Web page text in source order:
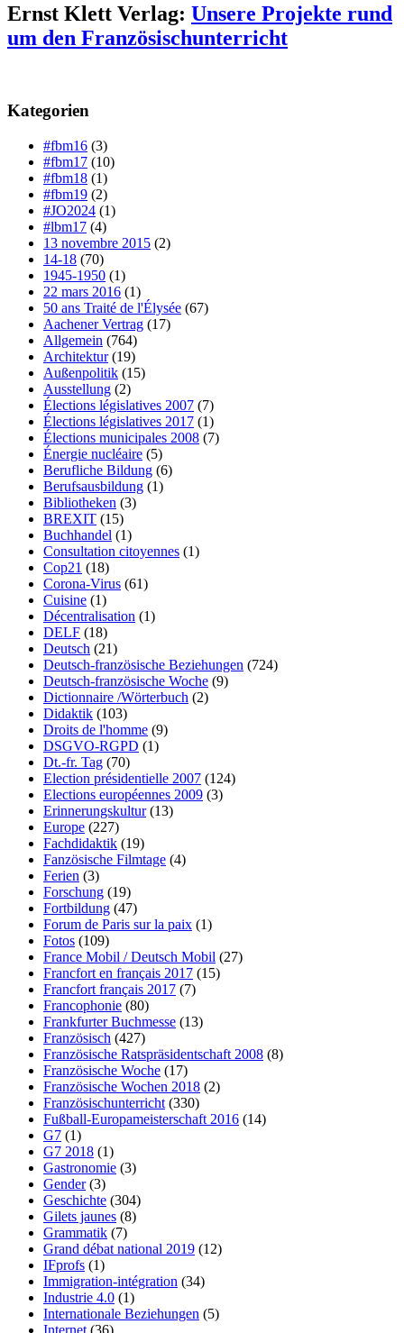
Ernst Klett Verlag: Unsere Projekte rund
um den Französischunterricht
Kategorien
#fbm16 (3)
#fbm17 (10)
#fbm18 (1)
#fbm19 (2)
#JO2024 (1)
#lbm17 (4)
13 novembre 2015 (2)
14-18 (70)
1945-1950 (1)
22 mars 2016 (1)
50 ans Traité de l'Élysée (67)
Aachener Vertrag (17)
Allgemein (764)
Architektur(19)
Außenpolitik (15)
Ausstellung (2)
Élections législatives 2007 (7)
Élections législatives 2017 (1)
Élections municipales 2008 (7)
Énergie nucléaire (5)
Berufliche Bildung (6)
Berufsausbildung (1)
Bibliotheken (3)
BREXIT (15)
Buchhandel (1)
Consultation citoyennes (1)
Cop21 (18)
Corona-Virus (61)
Cuisine (1)
Décentralisation (1)
DELF (18)
Deutsch (21)
Deutsch-französische Beziehungen (724)
Deutsch-französische Woche (9)
Dictionnaire /Wörterbuch (2)
Didaktik (103)
Droits de l'homme (9)
DSGVO-RGPD (1)
Dt.-fr. Tag (70)
Election présidentielle 2007 (124)
Elections européennes 2009 (3)
Erinnerungskultur(13)
Europe (227)
Fachdidaktik (19)
Fanzösische Filmtage (4)
Ferien (3)
Forschung (19)
Fortbildung (47)
Forum de Paris sur la paix (1)
Fotos (109)
France Mobil / Deutsch Mobil (27)
Francfort en français 2017 (15)
Francfort français 2017 (7)
Francophonie (80)
Frankfurter Buchmesse (13)
Französisch (427)
Französische Ratspräsidentschaft 2008 (8)
Französische Woche (17)
Französische Wochen 2018 (2)
Französischunterricht (330)
Fußball-Europameisterschaft 2016 (14)
G7 (1)
G7 2018 (1)
Gastronomie (3)
Gender(3)
Geschichte (304)
Gilets jaunes (8)
Grammatik (7)
Grand débat national 2019 (12)
IFprofs (1)
Immigration-intégration (34)
Industrie 4.0 (1)
Internationale Beziehungen (5)